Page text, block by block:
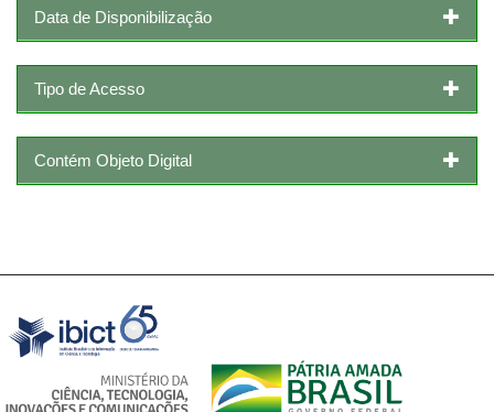
Data de Disponibilização
Tipo de Acesso
Contém Objeto Digital